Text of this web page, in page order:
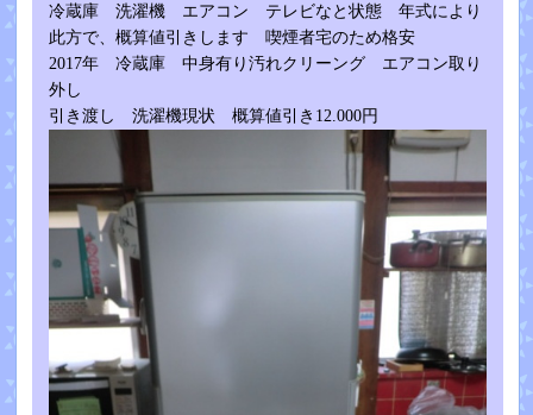
冷蔵庫 洗濯機 エアコン テレビなと状態 年式により
此方で、概算値引きします 喫煙者宅のため格安
2017年 冷蔵庫 中身有り汚れクリーング エアコン取り
外し
引き渡し 洗濯機現状 概算値引き12.000円